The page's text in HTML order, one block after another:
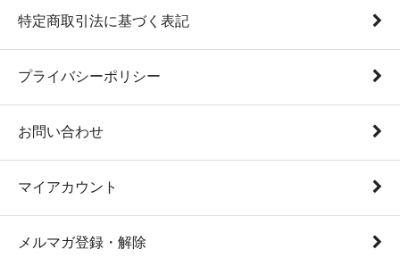
特定商取引法に基づく表記
プライバシーポリシー
お問い合わせ
マイアカウント
メルマガ登録・解除